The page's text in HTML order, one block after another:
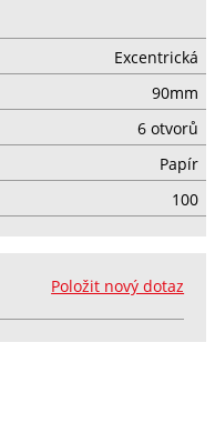
Excentrická
90mm
6 otvorů
Papír
100
Položit nový dotaz